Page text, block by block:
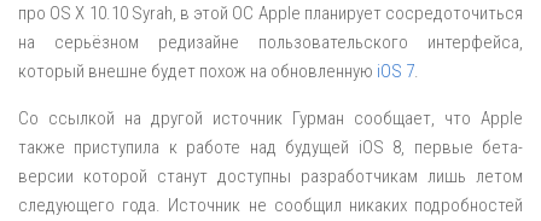
про OS X 10.10 Syrah, в этой ОС Apple планирует сосредоточиться
на серьёзном редизайне пользовательского интерфейса,
который внешне будет похож на обновленную iOS 7.
Со ссылкой на другой источник Гурман сообщает, что Apple
также приступила к работе над будущей iOS 8, первые бета-
версии которой станут доступны разработчикам лишь летом
следующего года. Источник не сообщил никаких подробностей